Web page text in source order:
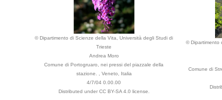
© Dipartimento di Scienze della Vita, Università degli Studi di
Trieste
Andrea Moro
Comune di Portogruaro, nei pressi del piazzale della
stazione. , Veneto, Italia
4/7/04 0.00.00
Distributed under CC BY-SA 4.0 license.
© Dipartimento
Comune di